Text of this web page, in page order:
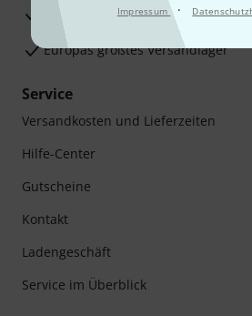
Impressum ·
Zufriedenheitsgarantie
Europas größtes Versandlager
Service
Versandkosten und Lieferzeiten
Hilfe-Center
Gutscheine
Kontakt
Ladengeschäft
Service im Überblick